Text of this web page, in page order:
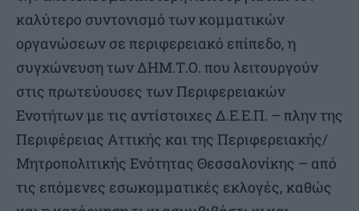
καλύτερο συντονισμό των κομματικών
οργανώσεων σε περιφερειακό επίπεδο, η
συγχώνευση των ΔΗΜ.Τ.Ο. που λειτουργούν
στις πρωτεύουσες των Περιφερειακών
Ενοτήτων με τις αντίστοιχες Δ.Ε.Ε.Π. – πλην της
Περιφέρειας Αττικής και της Περιφερειακής/
Μητροπολιτικής Ενότητας Θεσσαλονίκης – από
τις επόμενες εσωκομματικές εκλογές, καθώς